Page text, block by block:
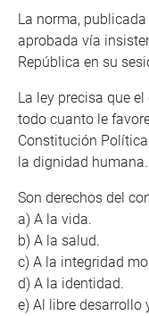
La norma,
aprobada vía
República en su
La ley precisa que
todo cuanto le
Constitución
la dignidad humana.
Son derechos del
a) A la vida.
b) A la salud.
c) A la integridad
d) A la identidad.
e) Al libre desarrollo